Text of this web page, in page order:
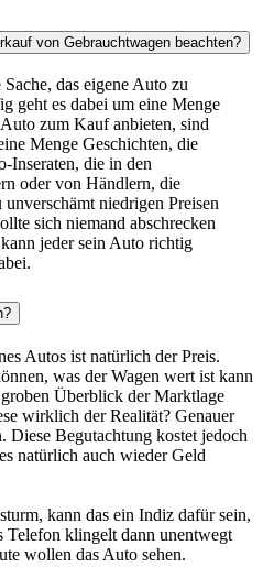
von Gebrauchtwagen beachten?
das eigene Auto zu
geht es dabei um eine Menge
zum Kauf anbieten, sind
Menge Geschichten, die
Inseraten, die in den
oder von Händlern, die
niedrigen Preisen
sich niemand abschrecken
jeder sein Auto richtig
Autos ist natürlich der Preis.
was der Wagen wert ist kann
Überblick der Marktlage
wirklich der Realität? Genauer
Diese Begutachtung kostet jedoch
natürlich auch wieder Geld
kann das ein Indiz dafür sein,
Telefon klingelt dann unentwegt
wollen das Auto sehen.